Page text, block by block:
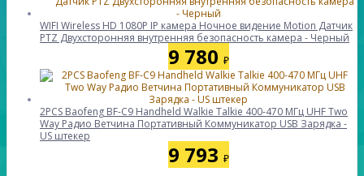
WIFI Wireless HD 1080P IP камера Ночное видение Motion Датчик
PTZ Двухсторонняя внутренняя безопасность камера - Черный
9 780 ₽
2PCS Baofeng BF-C9 Handheld Walkie Talkie 400-470 МГц UHF Two
Way Радио Ветчина Портативный Коммуникатор USB Зарядка -
US штекер
9 793 ₽